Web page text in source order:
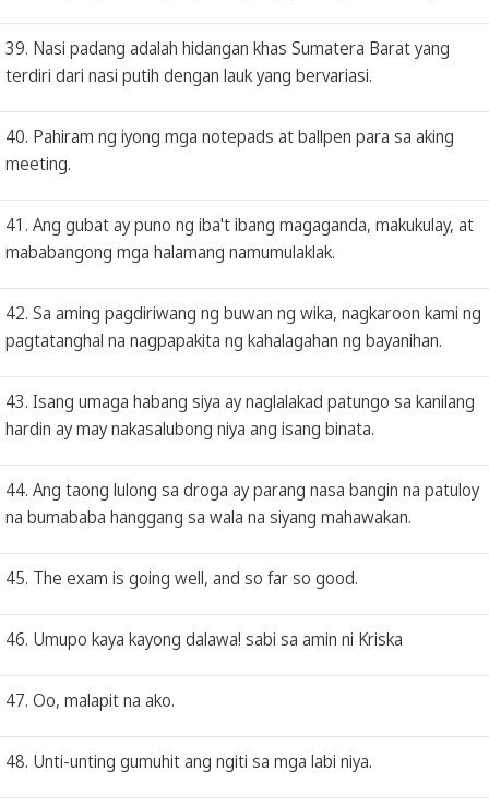
39. Nasi padang adalah hidangan khas Sumatera Barat yang
terdiri dari nasi putih dengan lauk yang bervariasi.
40. Pahiram ng iyong mga notepads at ballpen para sa aking
meeting.
41. Ang gubat ay puno ng iba't ibang magaganda, makukulay, at
mababangong mga halamang namumulaklak.
42. Sa aming pagdiriwang ng buwan ng wika, nagkaroon kami ng
pagtatanghal na nagpapakita ng kahalagahan ng bayanihan.
43. Isang umaga habang siya ay naglalakad patungo sa kanilang
hardin ay may nakasalubong niya ang isang binata.
44. Ang taong lulong sa droga ay parang nasa bangin na patuloy
na bumababa hanggang sa wala na siyang mahawakan.
45. The exam is going well, and so far so good.
46. Umupo kaya kayong dalawa! sabi sa amin ni Kriska
47. Oo, malapit na ako.
48. Unti-unting gumuhit ang ngiti sa mga labi niya.